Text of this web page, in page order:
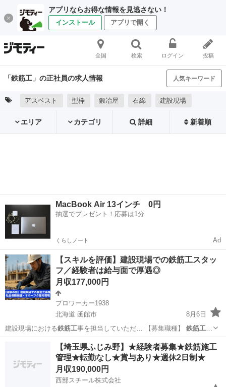
アプリならお得な情報を見逃さない！
インストール アプリで開く
全国 検索 ログイン 投稿
「鉄筋工」の正社員の求人情報 人気キーワード
アスベスト 型枠 鍛冶屋 石綿 建設現場
エリア カテゴリ 詳細 新着順
MacBook Air 13インチ 0円
抽選でプレゼント！応募は1分
くらしノート Ad
【スキルを評価】建設現場での鉄筋工スタッ
フ／経験者は給与面で厚遇◎
月収177,000円
プロワーカー1938
北海道 函館市
8月6日
建設現場における鉄筋工 事を担当していただ… 【募集職種】 鉄筋工
【給与】 …
その他 鉄筋工
【埼玉県ふじみ野】★経験者募集★鉄筋施工
管理★転勤なし★賞与あり★週休2日制★
月収190,000円
西部スチール株式会社